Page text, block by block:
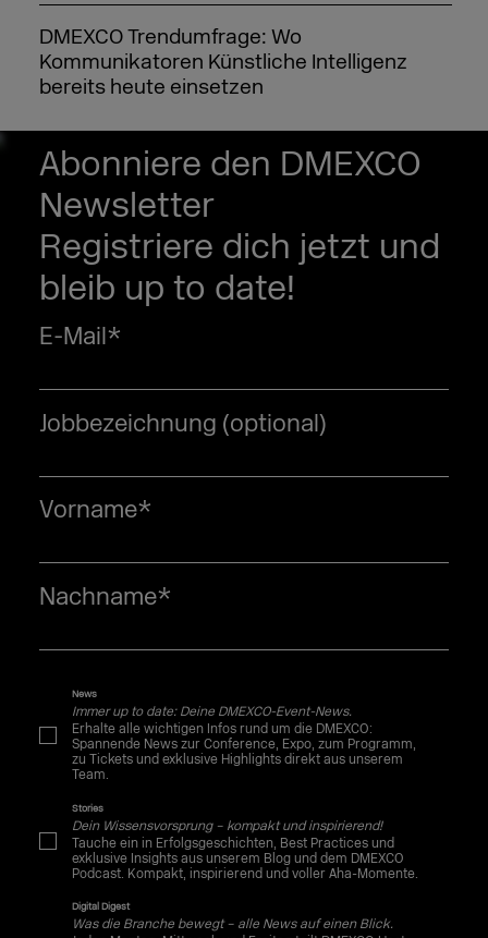
DMEXCO Trendumfrage: Wo
Kommunikatoren Künstliche Intelligenz
bereits heute einsetzen
DMEXCO goes Art: Künstler Albrecht
Behmel kreiert “DMEXCO Blockchain
Originals”
Broadway-Stars go DMEXCO: Musical-
Highlight vor der offiziellen Party
Abonniere den DMEXCO
Newsletter
Registriere dich jetzt und
bleib up to date!
E-Mail*
Jobbezeichnung (optional)
Vorname*
Nachname*
News
Immer up to date: Deine DMEXCO-Event-News.
Erhalte alle wichtigen Infos rund um die DMEXCO:
Spannende News zur Conference, Expo, zum Programm,
zu Tickets und exklusive Highlights direkt aus unserem
Team.
Stories
Dein Wissensvorsprung – kompakt und inspirierend!
Tauche ein in Erfolgsgeschichten, Best Practices und
exklusive Insights aus unserem Blog und dem DMEXCO
Podcast. Kompakt, inspirierend und voller Aha-Momente.
Digital Digest
Was die Branche bewegt – alle News auf einen Blick.